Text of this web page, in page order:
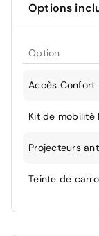
Options
Option
Accès Confort
Kit de mobilité
Projecteurs
Teinte de